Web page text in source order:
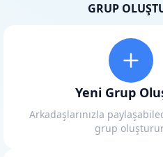
GRUP
Yeni Grup
Arkadaşlarınızla
grup